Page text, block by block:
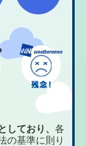
しており、各
の基準に則り